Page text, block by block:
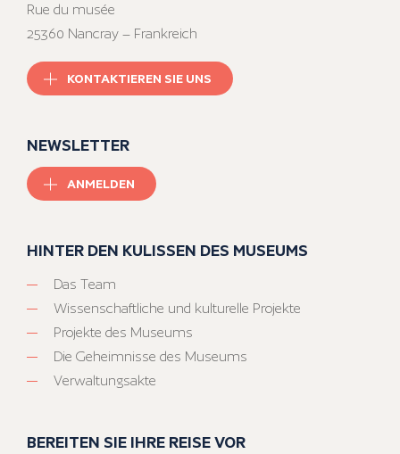
Rue du musée
25360 Nancray – Frankreich
KONTAKTIEREN SIE UNS
NEWSLETTER
ANMELDEN
HINTER DEN KULISSEN DES MUSEUMS
Das Team
Wissenschaftliche und kulturelle Projekte
Projekte des Museums
Die Geheimnisse des Museums
Verwaltungsakte
BEREITEN SIE IHRE REISE VOR